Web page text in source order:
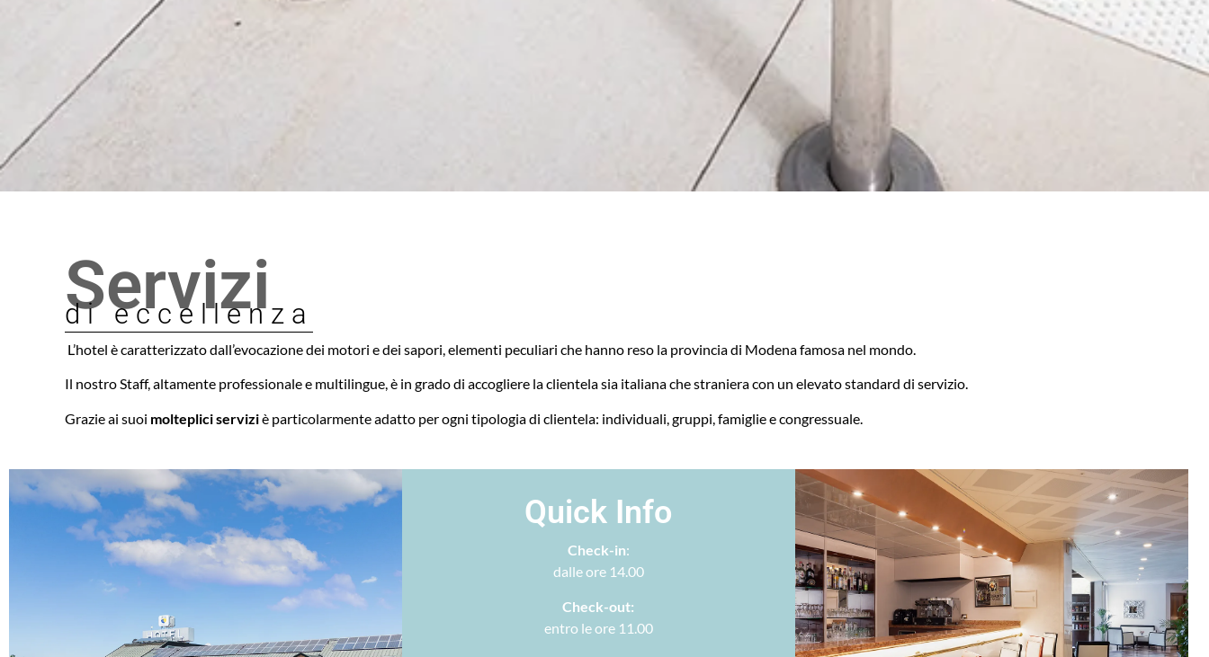
Servizi
di eccellenza
L’hotel è caratterizzato dall’evocazione dei motori e dei sapori, elementi peculiari che hanno reso la provincia di Modena famosa nel mondo.
Il nostro Staff, altamente professionale e multilingue, è in grado di accogliere la clientela sia italiana che straniera con un elevato standard di servizio.
Grazie ai suoi molteplici serviziè particolarmente adatto per ogni tipologia di clientela: individuali, gruppi, famiglie e congressuale.
Quick Info
Check-in:
dalle ore 14.00
Check-out:
entro le ore 11.00